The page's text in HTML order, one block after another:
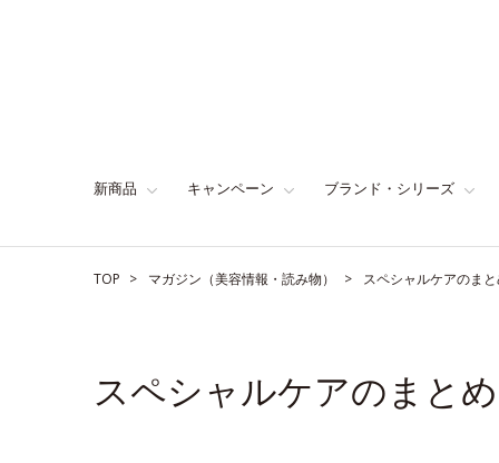
新商品 キャンペーン ブランド・シリーズ
TOP マガジン（美容情報・読み物） スペシャルケアのま
スペシャルケアのまとめ